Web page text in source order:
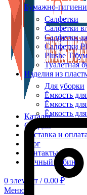
Каталог
Скидки
Доставка и оплата
Блог
Контакты
Личный кабинет
0 элемент / 0.00 ₽
Меню
Бумажно-
Салфетки
Салфетки
Салфетки
Салфетки
Plushe Т/
Туалетная
Изделия из
Для уборки
Ёмкость
Ёмкость
Ёмкость